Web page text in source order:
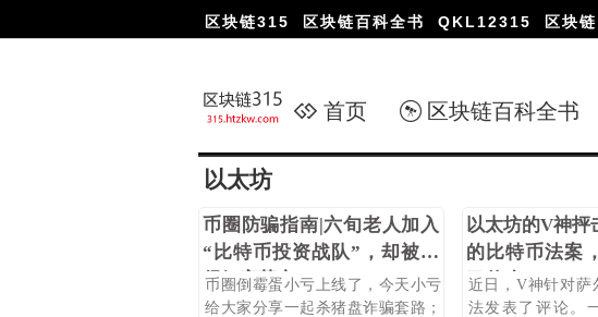
区块链315 区块链百科全书 QKL12315 区块链
首页 区块链百科全书
以太坊
币圈防骗指南|六旬老人加入
“比特币投资战队”，却被骗
得倾家荡产
币圈倒霉蛋小亏上线了，今天小亏
给大家分享一起杀猪盘诈骗套路；
以太坊的V神抨
的比特币法案
了什么？
近日，V神针对萨
法发表了评论。